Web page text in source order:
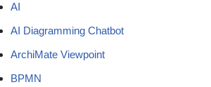
AI
AI Diagramming Chatbot
ArchiMate Viewpoint
BPMN